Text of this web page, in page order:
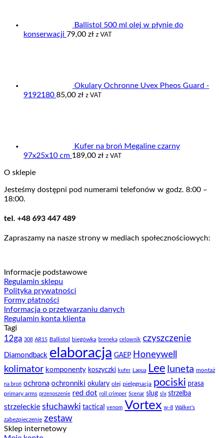
Ballistol 500 ml olej w płynie do
konserwacji 79,00 zł z VAT
Okulary Ochronne Uvex Pheos Guard -
9192180 85,00 zł z VAT
Kufer na broń Megaline czarny
97x25x10 cm 189,00 zł z VAT
O sklepie
Jesteśmy dostępni pod numerami telefonów w godz. 8:00 –
18:00.
tel. +48 693 447 489
Zapraszamy na nasze strony w mediach społecznościowych:
Informacje podstawowe
Regulamin sklepu
Polityka prywatności
Formy płatności
Informacja o przetwarzaniu danych
Regulamin konta klienta
Tagi
12ga 308 AR15 Ballistol biegówka breneka celownik czyszczenie
Diamondback elaboracja GAEP Honeywell
kolimator komponenty koszyczki kufer Lapua Lee luneta montaż
na broń ochrona ochronniki okulary olej pielęgnacja pociski prasa
primary arms przenoszenie red dot roll crimper Scenar slug slx strzelba
strzeleckie słuchawki tactical venom Vortex w-8 Walker's
zabezpieczenie zestaw
Sklep internetowy